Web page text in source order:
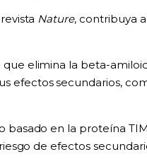
Nature, contribuya
elimina la beta-
efectos secundarios,
basado en la proteína
de efectos